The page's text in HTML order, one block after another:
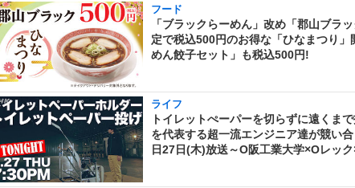
フード
「ブラックらーめん」改め「郡山ブラ
定で税込500円のお得な「ひなまつり
めん餃子セット」も税込500円!
ライフ
トイレットぺーパーを切らずに遠くま
を代表する超一流エンジニア達が競い
日27日(木)放送～O阪工業大学×Oレッ